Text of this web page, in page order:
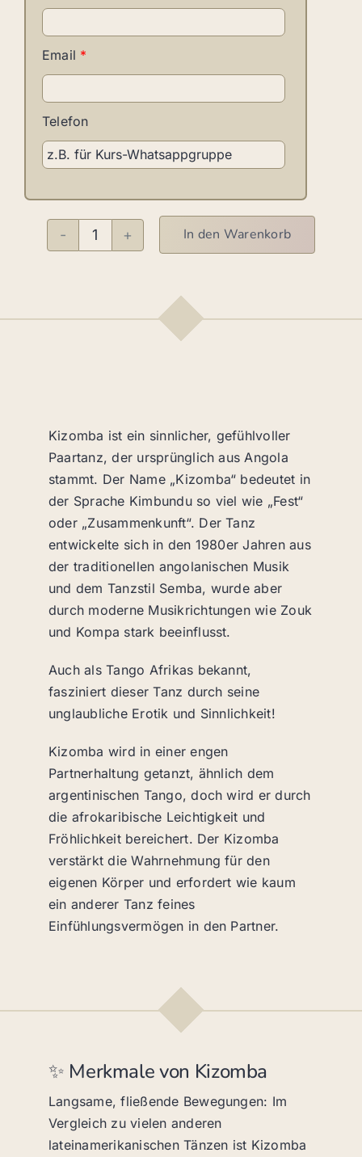
Email *
Telefon
Kizomba
In den Warenkorb
Kizomba ist ein sinnlicher, gefühlvoller
Paartanz, der ursprünglich aus Angola
stammt. Der Name „Kizomba“ bedeutet in
der Sprache Kimbundu so viel wie „Fest“
oder „Zusammenkunft“. Der Tanz
entwickelte sich in den 1980er Jahren aus
der traditionellen angolanischen Musik
und dem Tanzstil Semba, wurde aber
durch moderne Musikrichtungen wie Zouk
und Kompa stark beeinflusst.
Auch als Tango Afrikas bekannt,
fasziniert dieser Tanz durch seine
unglaubliche Erotik und Sinnlichkeit!
Kizomba wird in einer engen
Partnerhaltung getanzt, ähnlich dem
argentinischen Tango, doch wird er durch
die afrokaribische Leichtigkeit und
Fröhlichkeit bereichert. Der Kizomba
verstärkt die Wahrnehmung für den
eigenen Körper und erfordert wie kaum
ein anderer Tanz feines
Einfühlungsvermögen in den Partner.
✨ Merkmale von Kizomba
Langsame, fließende Bewegungen: Im
Vergleich zu vielen anderen
lateinamerikanischen Tänzen ist Kizomba